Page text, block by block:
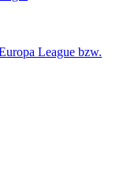
League bzw.